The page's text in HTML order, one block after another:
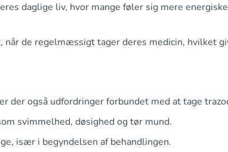
daglige liv, hvor mange føler sig mere
de regelmæssigt tager deres medicin, hvilket
der også udfordringer forbundet med at tage
svimmelhed, døsighed og tør mund.
især i begyndelsen af behandlingen.